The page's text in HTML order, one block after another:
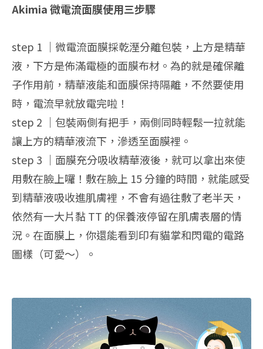
Akimia 微電流面膜使用三步驟
step 1 ｜微電流面膜採乾溼分離包裝，上方是精華
液，下方是佈滿電極的面膜布材。為的就是確保離
子作用前，精華液能和面膜保持隔離，不然要使用
時，電流早就放電完啦！
step 2 ｜包裝兩側有把手，兩側同時輕鬆一拉就能
讓上方的精華液流下，滲透至面膜裡。
step 3 ｜面膜充分吸收精華液後，就可以拿出來使
用敷在臉上囉！敷在臉上 15 分鐘的時間，就能感受
到精華液吸收進肌膚裡，不會有過往敷了老半天，
依然有一大片黏 TT 的保養液停留在肌膚表層的情
況。在面膜上，你還能看到印有貓掌和閃電的電路
圖樣（可愛～）。